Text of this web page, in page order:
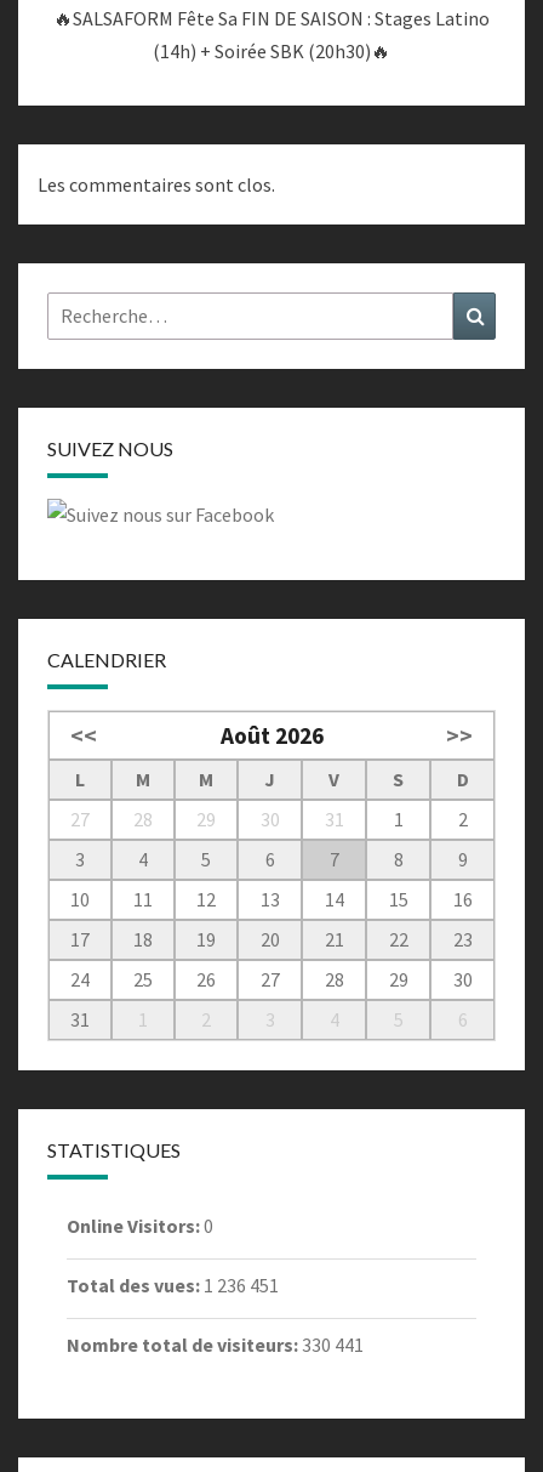
🔥SALSAFORM Fête Sa FIN DE SAISON : Stages Latino
(14h) + Soirée SBK (20h30)🔥
Les commentaires sont clos.
Rechercher :
SUIVEZ NOUS
CALENDRIER
<< Août 2026 >>
L M M J V S
D
27
28 29 30 31 1
2
3
4 5 6 7 8
9
10
11 12 13 14 15
16
17
18 19 20 21 22
23
24
25 26 27 28 29
30
31
1 2 3 4 5 6
STATISTIQUES
Online Visitors:0
Total des vues: 1 236 451
Nombre total de visiteurs: 330 441